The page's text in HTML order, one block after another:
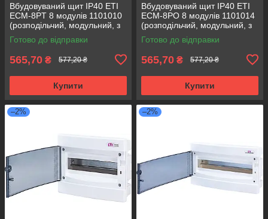
Вбудовуваний щит IP40 ETI
ECM-8PT 8 модулів 1101010
(розподільчий, модульний, з
прозорою дверцятами)
Готово до відправки
565,70 ₴ 577,20 ₴
Купити
Вбудовуваний щит IP40 ETI
ECM-8PO 8 модулів 1101014
(розподільчий, модульний, з
білими дверцятами)
Готово до відправки
565,70 ₴ 577,20 ₴
Купити
–2% –2%